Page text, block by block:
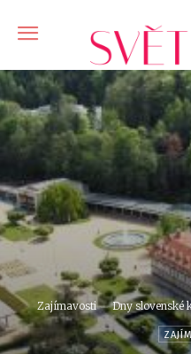
Zajímavosti Dny slovenské